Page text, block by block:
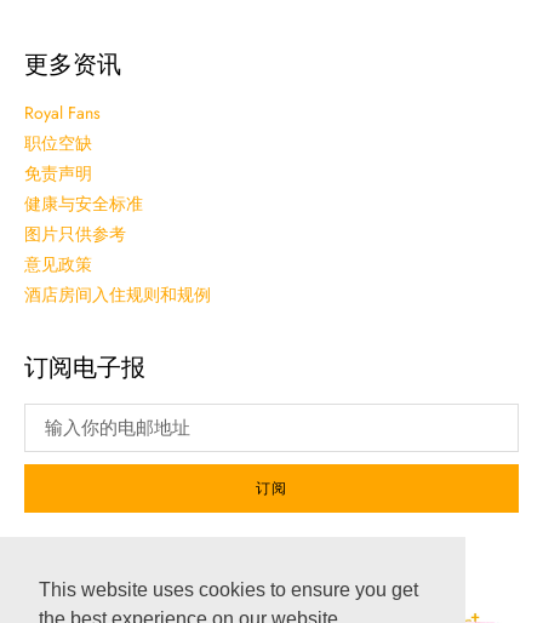
This website uses cookies to ensure you get
更多资讯
Royal Fans
职位空缺
免责声明
健康与安全标准
图片只供参考
意见政策
酒店房间入住规则和规例
订阅电子报
订阅